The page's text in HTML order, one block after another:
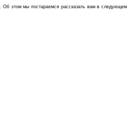
Об этом мы постараемся рассказать вам в следующем